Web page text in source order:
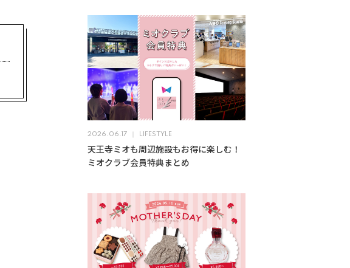
2026.06.17 LIFESTYLE
天王寺ミオも周辺施設もお得に楽しむ！
ミオクラブ会員特典まとめ